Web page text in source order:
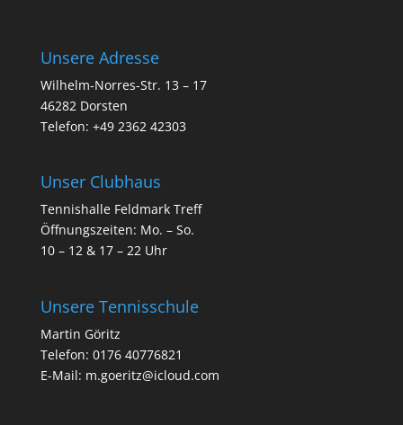
Unsere Adresse
Wilhelm-Norres-Str. 13 – 17
46282 Dorsten
Telefon: +49 2362 42303
Unser Clubhaus
Tennishalle Feldmark Treff
Öffnungszeiten: Mo. – So.
10 – 12 & 17 – 22 Uhr
Unsere Tennisschule
Martin Göritz
Telefon: 0176 40776821
E-Mail: m.goeritz@icloud.com